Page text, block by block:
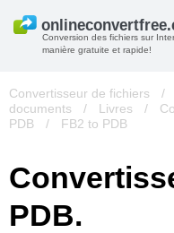
Conversion des fichiers sur
manière gratuite et rapide!
Convertisseur de fichiers /
documents
/ Livres /
PDB
/ FB2 to PDB
PDB.